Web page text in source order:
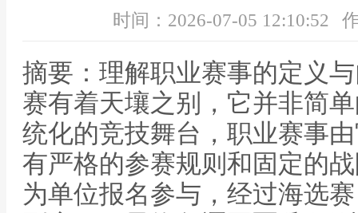
时间：2026-07-05 12:10:52
摘要：理解职业赛事的定义
赛有着天壤之别，它并非简
统化的竞技舞台，职业赛事
有严格的参赛规则和固定的
为单位报名参与，经过海选